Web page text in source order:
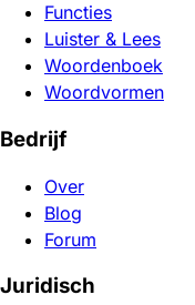
Functies
Luister & Lees
Woordenboek
Woordvormen
Bedrijf
Over
Blog
Forum
Juridisch